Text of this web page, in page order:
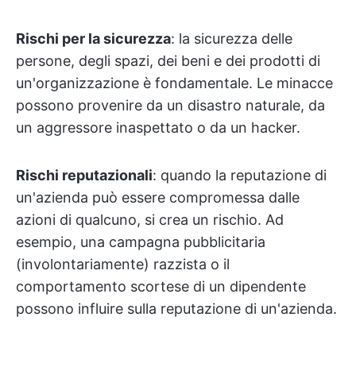
Rischi per la sicurezza: la sicurezza delle
persone, degli spazi, dei beni e dei prodotti di
un'organizzazione è fondamentale. Le minacce
possono provenire da un disastro naturale, da
un aggressore inaspettato o da un hacker.
Rischi reputazionali: quando la reputazione di
un'azienda può essere compromessa dalle
azioni di qualcuno, si crea un rischio. Ad
esempio, una campagna pubblicitaria
(involontariamente) razzista o il
comportamento scortese di un dipendente
possono influire sulla reputazione di un'azienda.